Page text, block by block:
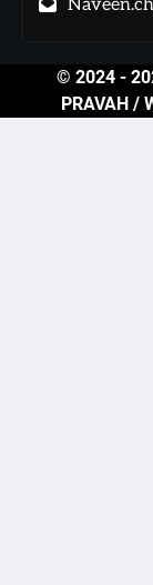
© 2024 -
PRAVAH /